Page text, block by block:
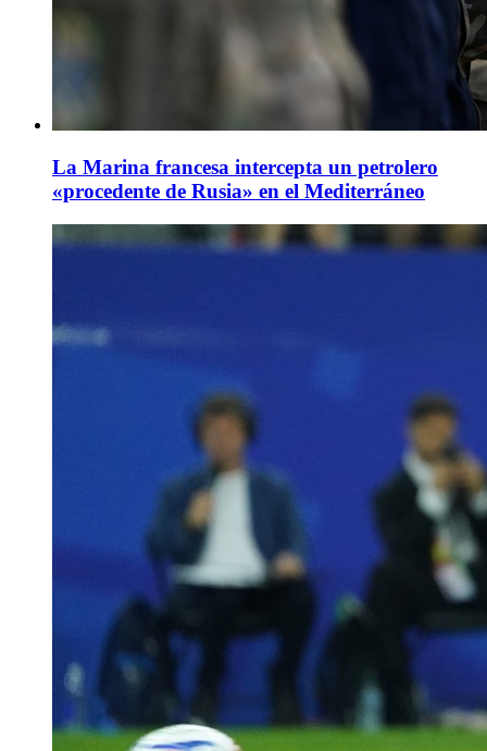
La Marina francesa intercepta un petrolero
«procedente de Rusia» en el Mediterráneo